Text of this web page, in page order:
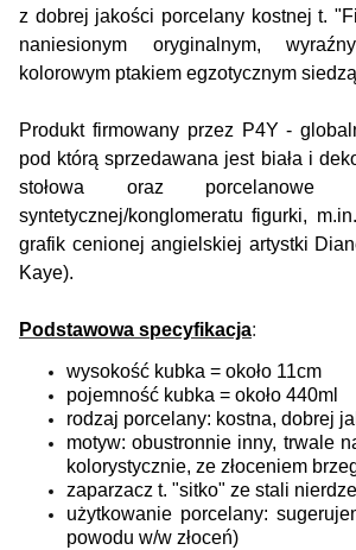
z dobrej jakości porcelany kostnej t.
naniesionym oryginalnym,
kolorowym ptakiem egzotycznym
Produkt firmowany przez P4Y -
pod którą sprzedawana jest biała i
stołowa oraz
syntetycznej/konglomeratu figurki,
grafik cenionej angielskiej artystki
Kaye).
Podstawowa specyfikacja:
wysokość kubka = około 11cm
pojemność kubka = około 440ml
rodzaj porcelany: kostna, dobrej
motyw:obustronnie inny, trwale
kolorystycznie, ze złoceniem
zaparzacz t. "sitko" ze stali
użytkowanie porcelany:
powodu w/w złoceń)